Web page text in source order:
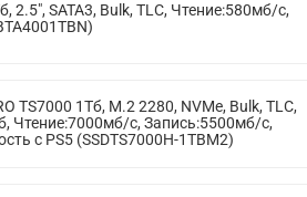
2.5", SATA3, Bulk, TLC, Чтение:580мб/с,
TS7000 1Тб, M.2 2280, NVMe, Bulk, TLC,
Чтение:7000мб/с, Запись:5500мб/с,
с PS5 (SSDTS7000H-1TBM2)